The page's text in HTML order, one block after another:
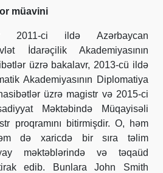
müavini
2011-ci ildə Azərbaycan
İdarəçilik Akademiyasının
üzrə bakalavr, 2013-cü ildə
Akademiyasının Diplomatiya
üzrə magistr və 2015-ci
Məktəbində Müqayisəli
proqramını bitirmişdir. O, həm
də xaricdə bir sıra təlim
məktəblərində və təqaüd
edib. Bunlara John Smith